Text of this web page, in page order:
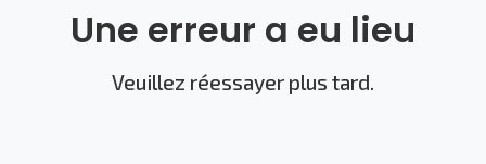
Une erreur a eu lieu
Veuillez réessayer plus tard.